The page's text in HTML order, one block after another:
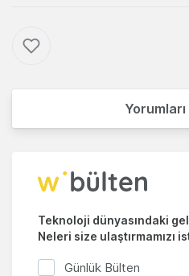
Teknoloji dünyasındaki
Neleri size ulaştırmamızı
Günlük Bülten